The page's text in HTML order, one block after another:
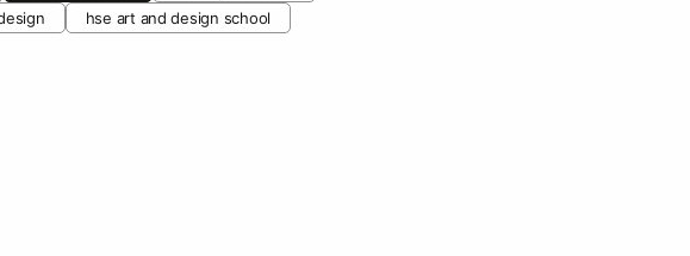
hse art and design school